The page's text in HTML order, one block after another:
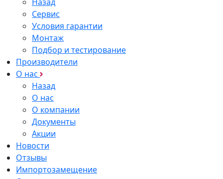
Сервис
Условия гарантии
Монтаж
Подбор и тестирование
Производители
О нас
Назад
О нас
О компании
Документы
Акции
Новости
Отзывы
Импортозамещение